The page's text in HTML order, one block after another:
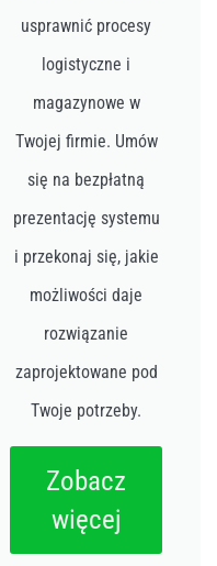
usprawnić procesy
logistyczne i
magazynowe w
Twojej firmie. Umów
się na bezpłatną
prezentację systemu
i przekonaj się, jakie
możliwości daje
rozwiązanie
zaprojektowane pod
Twoje potrzeby.
Zobacz
więcej